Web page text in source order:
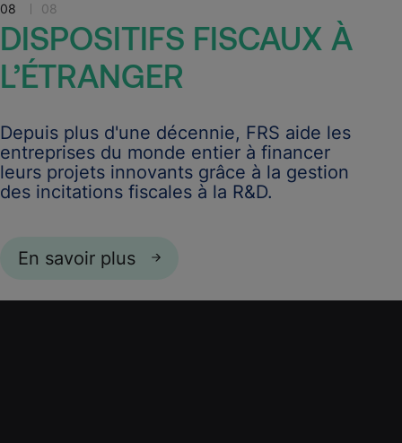
08 08
DISPOSITIFS FISCAUX À
L’ÉTRANGER
Depuis plus d'une décennie, FRS aide les
entreprises du monde entier à financer
leurs projets innovants grâce à la gestion
des incitations fiscales à la R&D.
En savoir plus